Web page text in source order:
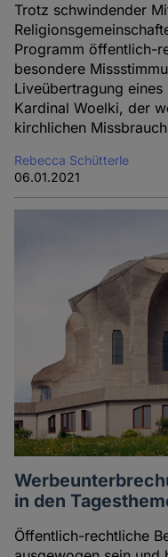
Trotz schwindender
Programm öffentlich-
besondere
Liveübertragung
Kardinal Woelki, der
kirchlichen
Rebecca Schütterle
06.01.2021
in den
Öffentlich-rechtliche